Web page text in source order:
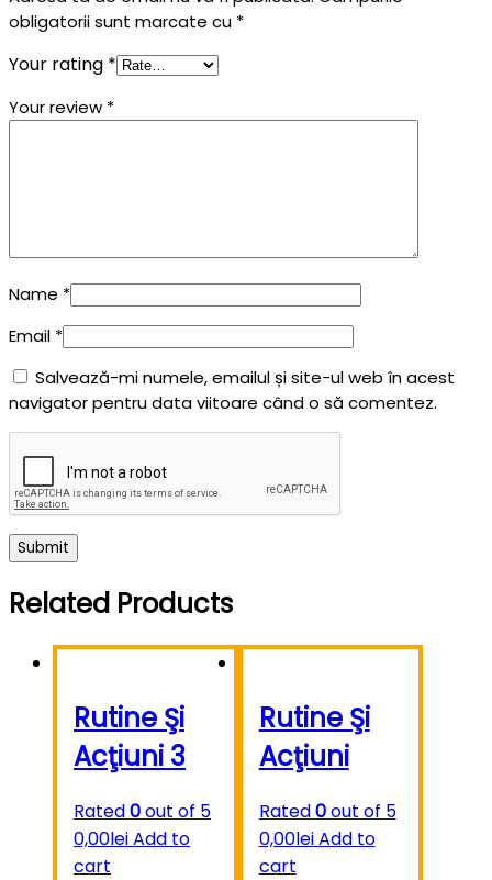
obligatorii sunt marcate cu *
Your rating *
Your review *
Name *
Email *
Salvează-mi numele, emailul și site-ul web în acest
navigator pentru data viitoare când o să comentez.
Related Products
Rutine Şi
Acţiuni 3
Rated0out of 5
0,00leiAdd to
cart
Rutine Şi
Acţiuni
Rated0out of 5
0,00leiAdd to
cart